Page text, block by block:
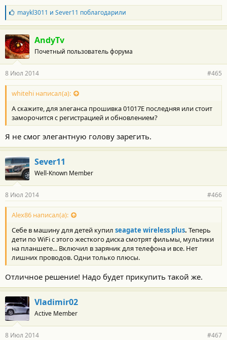
Б
л
а
г
о
д
а
н
о
с
и
:
maykl3011 и Sever11 поблагодарили
AndyTv
Почетный пользователь форума
8 Июл 2014 #465
whitehi написал(а):
А скажите, для элеганса прошивка 01017Е последняя или стоит
заморочится с регистрацией и обновлением?
Я не смог элегантную голову зарегить.
Sever11
Well-Known Member
8 Июл 2014 #466
Alex86 написал(а):
Себе в машину для детей купил seagate wireless plus. Теперь
дети по WiFi с этого жесткого диска смотрят фильмы, мультики
на планшете... Включил в заряник для телефона и все. Нет
лишних проводов. Одни только плюсы.
Отличное решение! Надо будет прикупить такой же.
Vladimir02
Active Member
8 Июл 2014 #467